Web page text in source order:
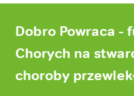
stronyDobro Powraca -
Chorych na
choroby